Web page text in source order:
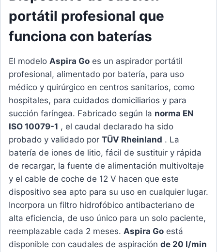
portátil profesional que
funciona con baterías
El modelo Aspira Go es un aspirador portátil
profesional, alimentado por batería, para uso
médico y quirúrgico en centros sanitarios, como
hospitales, para cuidados domiciliarios y para
succión faríngea. Fabricado según la norma EN
ISO 10079-1 , el caudal declarado ha sido
probado y validado por TÜV Rheinland . La
batería de iones de litio, fácil de sustituir y rápida
de recargar, la fuente de alimentación multivoltaje
y el cable de coche de 12 V hacen que este
dispositivo sea apto para su uso en cualquier lugar.
Incorpora un filtro hidrofóbico antibacteriano de
alta eficiencia, de uso único para un solo paciente,
reemplazable cada 2 meses. Aspira Go está
disponible con caudales de aspiración de 20 l/min